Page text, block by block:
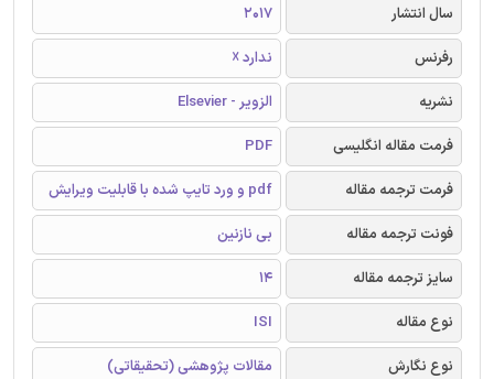
سال انتشار
2017
رفرنس
ندارد ☓
نشریه
الزویر - Elsevier
فرمت مقاله انگلیسی
PDF
فرمت ترجمه مقاله
pdf و ورد تایپ شده با قابلیت ویرایش
فونت ترجمه مقاله
بی نازنین
سایز ترجمه مقاله
14
نوع مقاله
ISI
نوع نگارش
مقالات پژوهشی (تحقیقاتی)